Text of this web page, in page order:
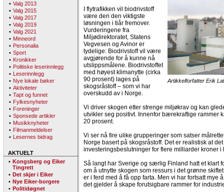
• Valg 2013
• Valg 2015
• Valg 2017
• Valg 2019
• Valg 2021
• Minneord
• Personalia
• Sport
• Kronikker
• Politiske leserinnlegg
• Leserinnlegg
• Nye lokale bøker
• Aktiviteter
• Tapt og funnet
• Fylkesnyheter
• Foreninger
• Sponsede artikler
• Musikknyheter
• Filmanmeldelser
• Lesernes bidrag
AKTUELT
• Kongsberg og Eiker
Tingrett
• Det skjer i Eiker
• Nye Eiker-borgere
• Politidøgnet
Artikkelforfatter Erik
I flytrafikken vil biodrivstoff
være den den viktigste
løsningen i tiår fremover.
Vurderingene fra
Miljødirektoratet, Statens
Vegvesen og Avinor er
tydelige: Biodrivstoff vil være
avgjørende for å kunne nå
utslippsmålene. Biodrivstoffet
med høyest klimanytte (cirka
90 prosent) lages på
skogsråstoff – som vi har
overskudd av i Norge.
Vi driver skogen etter strenge miljøkrav og kan
utvikler seg positivt. Innenfor bærekraftige rammer
20 prosent.
Vi ser nå fire ulike grupperinger som satser
Norge basert på skogsråstoff. Det er realistisk at
investeringsbeslutninger for flere milliarder kroner i
Så langt har Sverige og særlig Finland hatt et klart
om å utnytte skogen som ressurs i det grønne
er i ferd med å få opp farta. Men vi har fortsatt mye
det gjelder å skape forutsigbare rammer for